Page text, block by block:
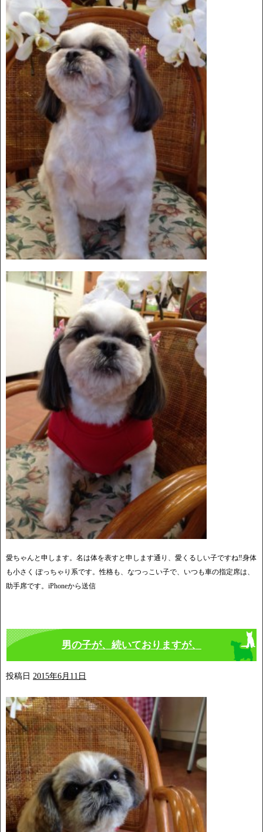
愛ちゃんと申します。名は体を表すと申します通り、愛くるしい子ですね‼️身体
も小さく ぽっちゃり系です。性格も、なつっこい子で、いつも車の指定席は、
助手席です。iPhoneから送信
男の子が、続いておりますが、
投稿日 2015年6月11日